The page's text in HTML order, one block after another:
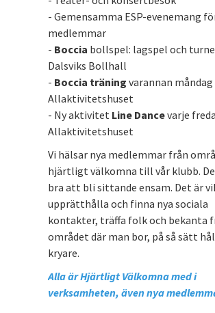
- Gemensamma ESP-evenemang
medlemmar
- Boccia bollspel: lagspel och
Dalsviks Bollhall
- Boccia träning varannan måndag
Allaktivitetshuset
- Ny aktivitet Line Dancevarje
Allaktivitetshuset
Vi hälsar nya medlemmar från
hjärtligt välkomna till vår klubb.
bra att bli sittande ensam. Det är
upprätthålla och finna nya sociala
kontakter, träffa folk och bekanta
området där man bor, på så sätt
kryare.
Alla är Hjärtligt Välkomna med i
verksamheten, även nya